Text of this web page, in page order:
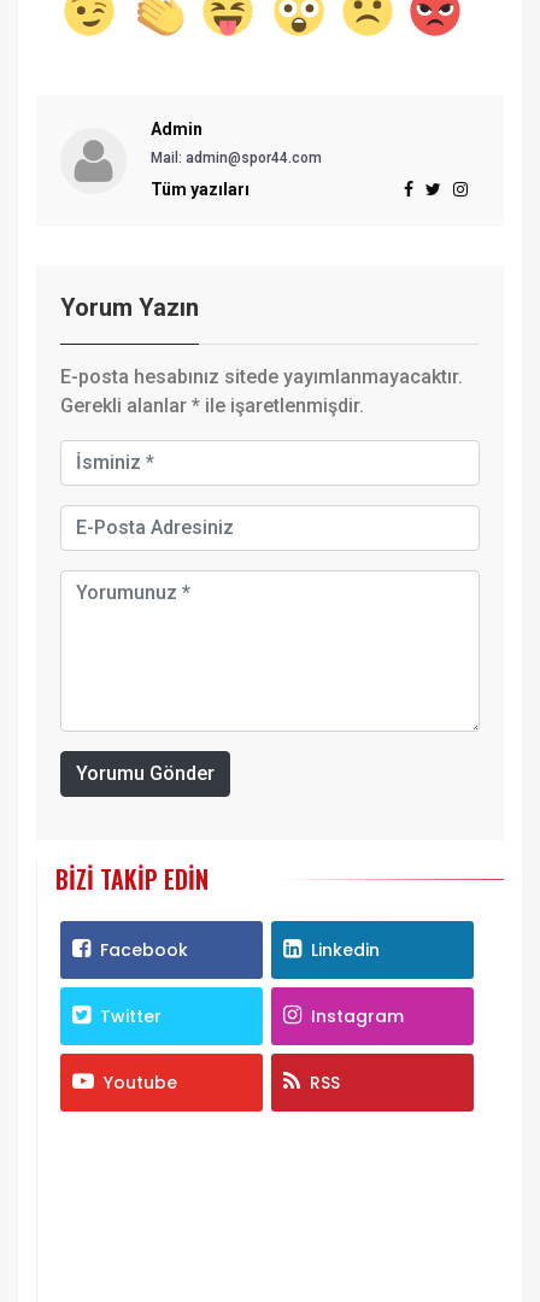
Admin
Mail: admin@spor44.com
Tüm yazıları
Yorum Yazın
E-posta hesabınız sitede yayımlanmayacaktır.
Gerekli alanlar * ile işaretlenmişdir.
Yorumu Gönder
BIZI TAKIP EDIN
Facebook Linkedin
Twitter Instagram
Youtube RSS